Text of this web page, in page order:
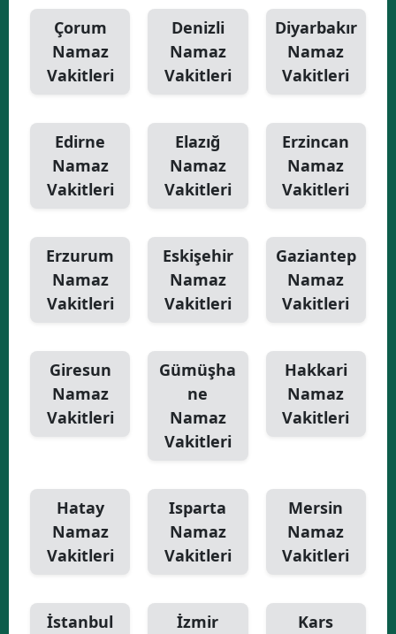
Çorum
Namaz
Vakitleri
Denizli
Namaz
Vakitleri
Diyarbakır
Namaz
Vakitleri
Edirne
Namaz
Vakitleri
Elazığ
Namaz
Vakitleri
Erzincan
Namaz
Vakitleri
Erzurum
Namaz
Vakitleri
Eskişehir
Namaz
Vakitleri
Gaziantep
Namaz
Vakitleri
Giresun
Namaz
Vakitleri
Gümüşha
ne
Namaz
Vakitleri
Hakkari
Namaz
Vakitleri
Hatay
Namaz
Vakitleri
Isparta
Namaz
Vakitleri
Mersin
Namaz
Vakitleri
İstanbul
İzmir
Kars